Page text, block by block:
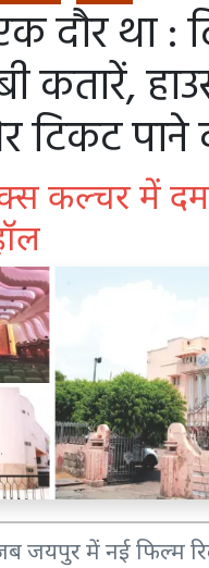
दौर था :
कतारें,
टिकट
कल्चर में
जयपुर में नई फिल्म